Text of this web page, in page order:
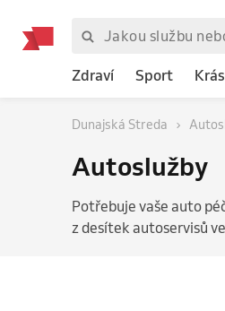
Zdraví Sport
Dunajská Streda
Autoslužby
Potřebuje vaše auto
z desítek autoservisů